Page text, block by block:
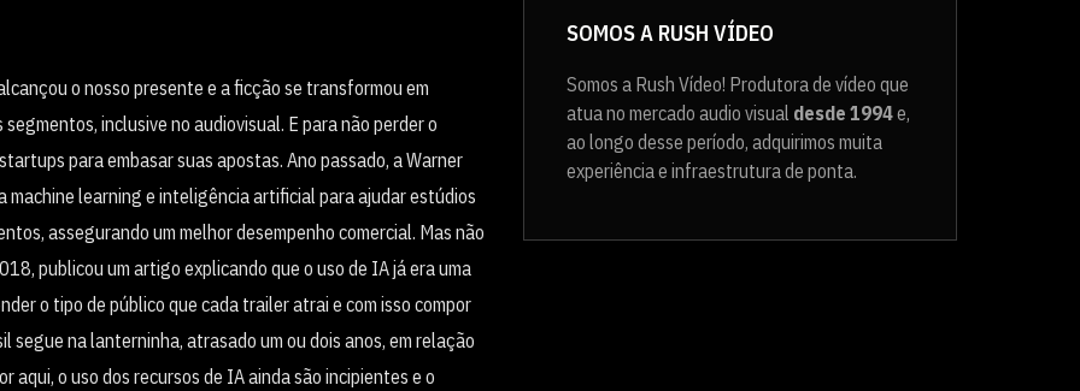
o nosso presente e a ficção se transformou em
inclusive no audiovisual. E para não perder o
para embasar suas apostas. Ano passado, a Warner
machine learning e inteligência artificial para ajudar estúdios
assegurando um melhor desempenho comercial. Mas não
publicou um artigo explicando que o uso de IA já era uma
o tipo de público que cada trailer atrai e com isso compor
na lanterninha, atrasado um ou dois anos, em relação
aqui, o uso dos recursos de IA ainda são incipientes e o
SOMOS A RUSH VÍDEO
Somos a Rush Vídeo! Produtora de vídeo que
atua no mercado audio visual desde 1994e,
ao longo desse período, adquirimos muita
experiência e infraestrutura de ponta.